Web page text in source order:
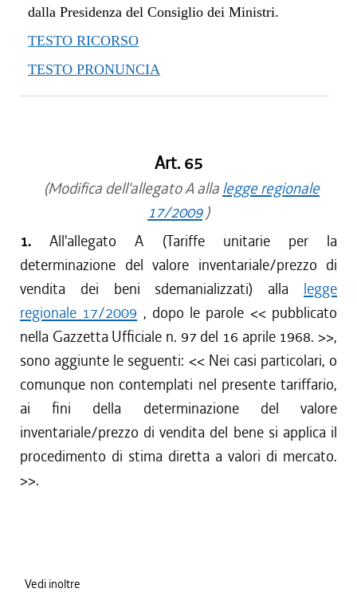
dalla Presidenza del Consiglio dei Ministri.
TESTO RICORSO
TESTO PRONUNCIA
Art. 65
(Modifica dell'allegato A alla legge regionale
17/2009)
1.All'allegato A (Tariffe unitarie per la
determinazione del valore inventariale/prezzo di
vendita dei beni sdemanializzati) alla legge
regionale 17/2009 , dopo le parole << pubblicato
nella Gazzetta Ufficiale n. 97 del 16 aprile 1968. >>,
sono aggiunte le seguenti: << Nei casi particolari, o
comunque non contemplati nel presente tariffario,
ai fini della determinazione del valore
inventariale/prezzo di vendita del bene si applica il
procedimento di stima diretta a valori di mercato.
>>.
Vedi inoltre